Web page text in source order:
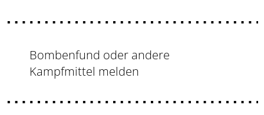
Bombenfund oder andere
Kampfmittel melden